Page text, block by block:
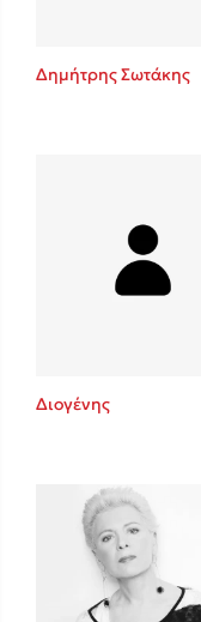
Δημήτρης Σωτάκης
Διογένης